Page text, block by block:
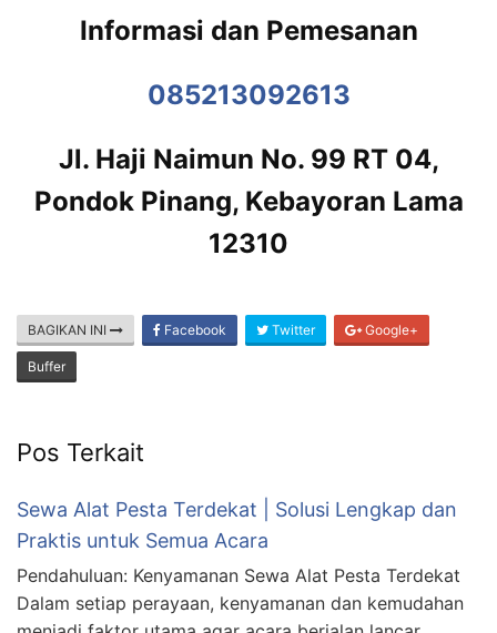
Informasi dan Pemesanan
085213092613
Jl. Haji Naimun No. 99 RT 04,
Pondok Pinang, Kebayoran Lama
12310
BAGIKAN INI Facebook Twitter Google+
Buffer
Pos Terkait
Sewa Alat Pesta Terdekat | Solusi Lengkap dan
Praktis untuk Semua Acara
Pendahuluan: Kenyamanan Sewa Alat Pesta Terdekat
Dalam setiap perayaan, kenyamanan dan kemudahan